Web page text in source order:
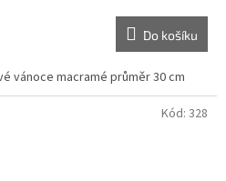
Do košíku
vánoce macramé průměr 30 cm
Kód: 328